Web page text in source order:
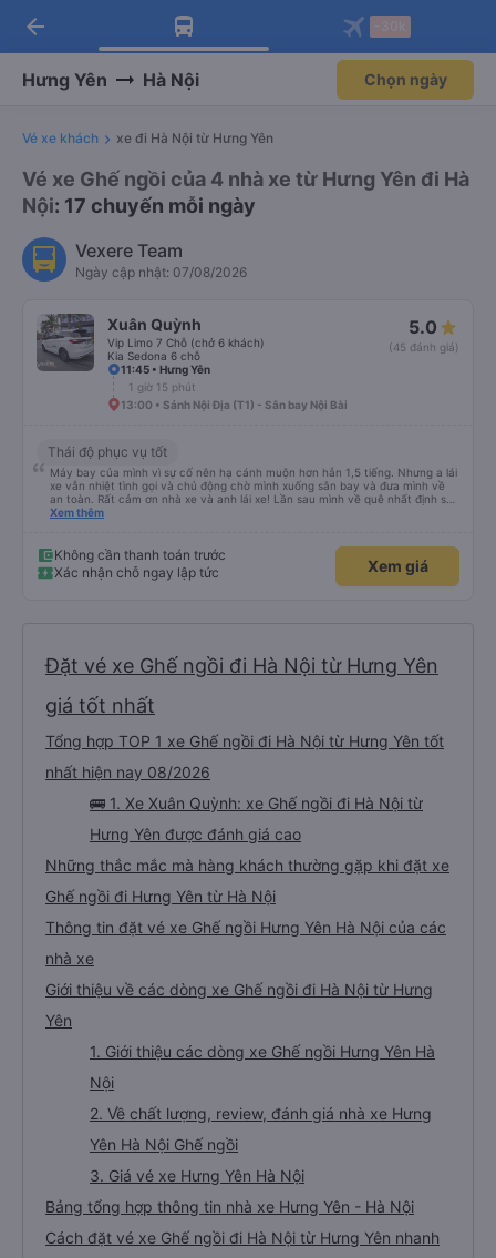
Tải app Vexere ngay!
Nhận ưu đãi thành viên độc
Mở app
Tải app Vexere
-30k/ghế khi đặt vé máy bay qua
Mở app
arrow_back
Hưng Yên Hà Nội Chọn ngày
Vé xe khách xe đi Hà Nội từ Hưng Yên
Vé xe Ghế ngồi của 4 nhà xe từ Hưng Yên đi Hà
Nội: 17 chuyến mỗi ngày
Vexere Team
Ngày cập nhật: 07/08/2026
Xuân Quỳnh
Vip Limo 7 Chỗ (chở 6 khách)
Kia Sedona 6 chỗ
5.0
(45 đánh giá)
11:45 • Hưng Yên
1 giờ 15 phút
13:00 • Sảnh Nội Địa (T1) - Sân bay Nội Bài
Thái độ phục vụ tốt
Máy bay của mình vì sự cố nên hạ cánh muộn hơn hẳn 1,5 tiếng. Nhưng a lái
xe vẫn nhiệt tình gọi và chủ động chờ mình xuống sân bay và đưa mình về
an toàn. Rất cảm ơn nhà xe và anh lái xe! Lần sau mình về quê nhất định sẽ
đặt và giới thiệu cho bạn bè
Xem thêm
Không cần thanh toán trước
Xác nhận chỗ ngay lập tức
Xem giá
Đặt vé xe Ghế ngồi đi Hà Nội từ Hưng Yên
giá tốt nhất
Tổng hợp TOP 1 xe Ghế ngồi đi Hà Nội từ Hưng Yên tốt
nhất hiện nay 08/2026
🚌 1. Xe Xuân Quỳnh: xe Ghế ngồi đi Hà Nội từ
Hưng Yên được đánh giá cao
Những thắc mắc mà hàng khách thường gặp khi đặt xe
Ghế ngồi đi Hưng Yên từ Hà Nội
Thông tin đặt vé xe Ghế ngồi Hưng Yên Hà Nội của các
nhà xe
Giới thiệu về các dòng xe Ghế ngồi đi Hà Nội từ Hưng
Yên
1. Giới thiệu các dòng xe Ghế ngồi Hưng Yên Hà
Nội
2. Về chất lượng, review, đánh giá nhà xe Hưng
Yên Hà Nội Ghế ngồi
3. Giá vé xe Hưng Yên Hà Nội
Bảng tổng hợp thông tin nhà xe Hưng Yên - Hà Nội
Cách đặt vé xe Ghế ngồi đi Hà Nội từ Hưng Yên nhanh